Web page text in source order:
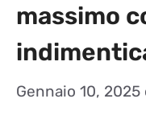
massimo
Gennaio 10, 2025